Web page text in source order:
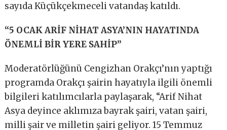
sayıda Küçükçekmeceli vatandaş katıldı.
“5 OCAK ARİF NİHAT ASYA’NIN HAYATINDA
ÖNEMLİ BİR YERE SAHİP”
Moderatörlüğünü Cengizhan Orakçı’nın yaptığı
programda Orakçı şairin hayatıyla ilgili önemli
bilgileri katılımcılarla paylaşarak, “Arif Nihat
Asya deyince aklımıza bayrak şairi, vatan şairi,
milli şair ve milletin şairi geliyor. 15 Temmuz